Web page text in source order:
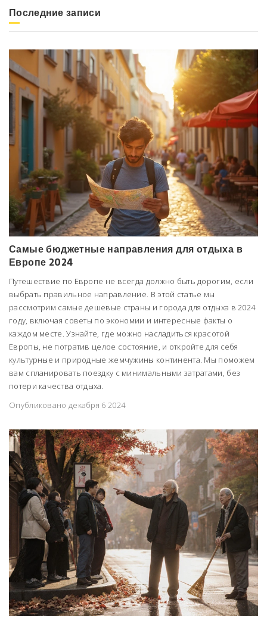
Последние записи
Самые бюджетные направления для отдыха в
Европе 2024
Путешествие по Европе не всегда должно быть дорогим, если
выбрать правильное направление. В этой статье мы
рассмотрим самые дешевые страны и города для отдыха в 2024
году, включая советы по экономии и интересные факты о
каждом месте. Узнайте, где можно насладиться красотой
Европы, не потратив целое состояние, и откройте для себя
культурные и природные жемчужины континента. Мы поможем
вам спланировать поездку с минимальными затратами, без
потери качества отдыха.
Опубликовано декабря 6 2024